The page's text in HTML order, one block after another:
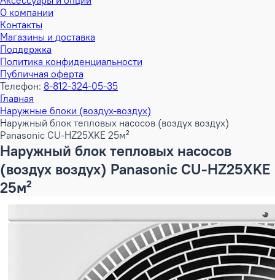
О компании
Контакты
Магазины и доставка
Поддержка
Политика конфиденциальности
Публичная оферта
Телефон: 8-812-324-05-35
Главная
Наружные блоки (воздух-воздух)
Наружный блок тепловых насосов (воздух воздух)
Panasonic CU-HZ25XKE 25м²
Наружный блок тепловых насосов
(воздух воздух) Panasonic CU-HZ25XKE
25м²